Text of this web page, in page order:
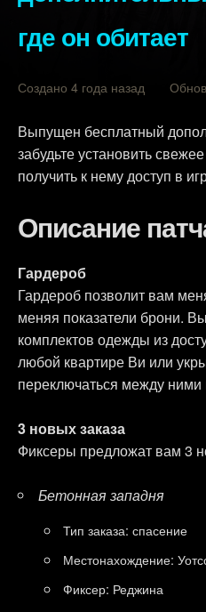
где он обитает
Создано 4 года назад
Выпущен бесплатный
забудьте установить
получить к нему доступ в
Описание
Гардероб
Гардероб позволит вам
меняя показатели брони.
комплектов одежды из
любой квартире Ви или
переключаться между
3 новых заказа
Фиксеры предложат вам 3
Бетонная западня
Тип заказа: спасение
Местонахождение:
Фиксер: Реджина